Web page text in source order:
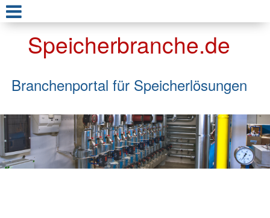
Speicherbranche.de
Branchenportal für Speicherlösungen